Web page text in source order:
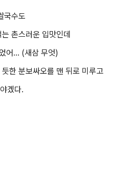
국수도
촌스러운 입맛인데
어... (새삼 무엇)
한 분보싸오를 맨 뒤로 미루고
겠다.